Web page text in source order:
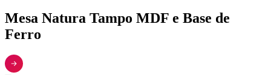
Mesa Natura Tampo MDF e Base de
Ferro